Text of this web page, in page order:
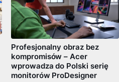
Profesjonalny obraz bez
kompromisów – Acer
wprowadza do Polski serię
monitorów ProDesigner